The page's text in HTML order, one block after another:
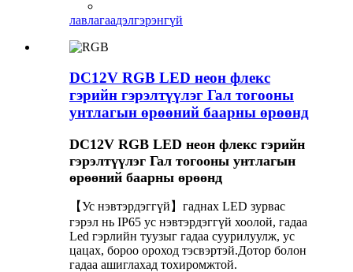
лавлагаадэлгэрэнгүй
DC12V RGB LED неон флекс
гэрийн гэрэлтүүлэг Гал тогооны
унтлагын өрөөний баарны өрөөнд
DC12V RGB LED неон флекс гэрийн
гэрэлтүүлэг Гал тогооны унтлагын
өрөөний баарны өрөөнд
【Ус нэвтэрдэггүй】гаднах LED зурвас
гэрэл нь IP65 ус нэвтэрдэггүй хоолой, гадаа
Led гэрлийн туузыг гадаа суурилуулж, ус
цацах, бороо ороход тэсвэртэй.Дотор болон
гадаа ашиглахад тохиромжтой.